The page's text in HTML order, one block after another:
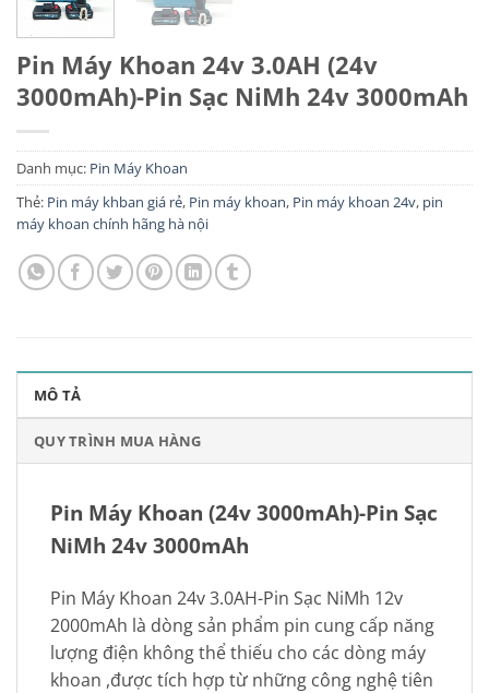
Pin Máy Khoan 24v 3.0AH (24v
3000mAh)-Pin Sạc NiMh 24v 3000mAh
Danh mục: Pin Máy Khoan
Thẻ: Pin máy khban giá rẻ, Pin máy khoan, Pin máy khoan 24v, pin
máy khoan chính hãng hà nội
MÔ TẢ
QUY TRÌNH MUA HÀNG
Pin Máy Khoan (24v 3000mAh)-Pin Sạc
NiMh 24v 3000mAh
Pin Máy Khoan 24v 3.0AH-Pin Sạc NiMh 12v
2000mAh là dòng sản phẩm pin cung cấp năng
lượng điện không thể thiếu cho các dòng máy
khoan ,được tích hợp từ những công nghệ tiên